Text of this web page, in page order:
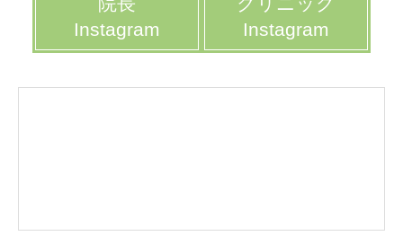
Instagram
Instagram